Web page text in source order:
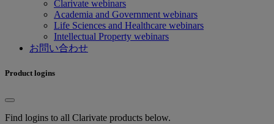
Clarivate webinars
Academia and Government webinars
Life Sciences and Healthcare webinars
Intellectual Property webinars
お問い合わせ
Product logins
Find logins to all Clarivate products below.